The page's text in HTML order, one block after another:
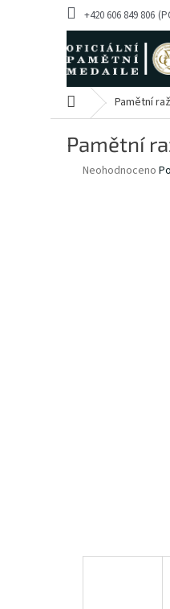
+420 606 849 806
Domů Pamětní
Pamětní
Průměrné
Neohodnoceno